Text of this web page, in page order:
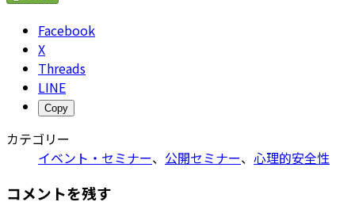
Facebook
X
Threads
LINE
Copy
カテゴリー
イベント・セミナー、 公開セミナー、 心理的安全性
コメントを残す